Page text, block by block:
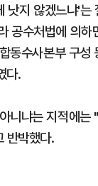
지 않겠느냐'
공수처법에 의
수사본부 구
다.
니냐는 지적에
반박했다.